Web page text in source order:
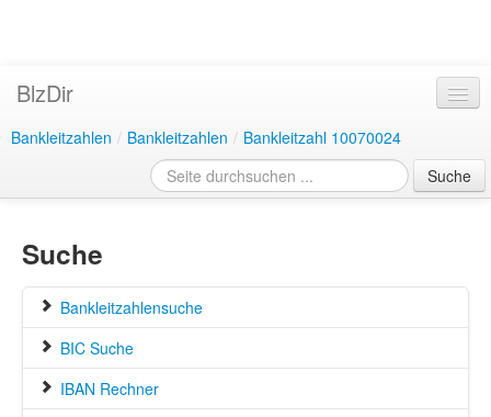
BlzDir
Bankleitzahlen / Bankleitzahlen / Bankleitzahl 10070024
Suche
Suche
Bankleitzahlensuche
BIC Suche
IBAN Rechner